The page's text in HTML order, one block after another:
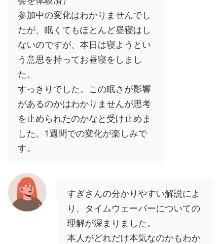
参加中の変化はわかりませんでし
たが、眠くてもほとんど昼寝はし
ないのですが、本日は寝ようとい
う意思を持ってお昼寝をしまし
た。
すっきりでした。この眠さが影響
があるのかはわかりませんが思考
を止められたのかなと受け止めま
した。1週間での変化が楽しみで
す。
すぎさんの分かりやすい解説によ
り、タイムウェーバーについての
理解が深まりました。
本人がどれだけ本気なのかもわか